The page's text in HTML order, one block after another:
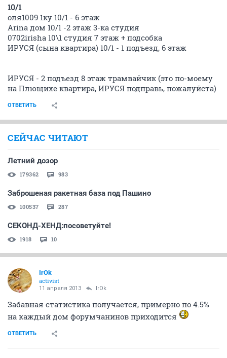
10/1
оля1009 1ку 10/1 - 6 этаж
Arina дом 10/1 -2 этаж 3-ка студия
0702irisha 10\1 студия 7 этаж + подсобка
ИРУСЯ (сына квартира) 10/1 - 1 подъезд, 6 этаж
ИРУСЯ - 2 подъезд 8 этаж трамвайчик (это по-моему
на Плющихе квартира, ИРУСЯ подправь, пожалуйста)
ОТВЕТИТЬ
СЕЙЧАС ЧИТАЮТ
Летний дозор
179362 983
Заброшеная ракетная база под Пашино
100537 287
СЕКОНД-ХЕНД:посоветуйте!
1918 10
IrOk
activist
11 апреля 2013 IrOk
Забавная статистика получается, примерно по 4.5%
на каждый дом форумчанинов приходится
ОТВЕТИТЬ